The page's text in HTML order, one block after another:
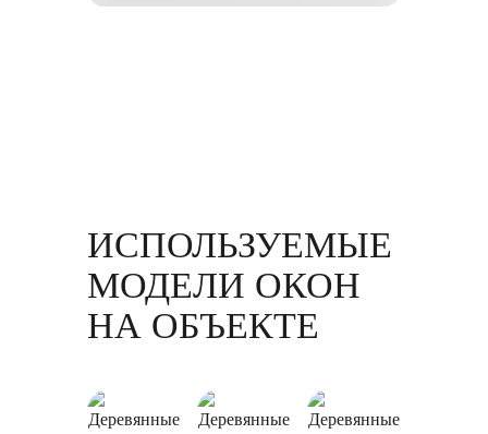
ИСПОЛЬЗУЕМЫЕ
МОДЕЛИ ОКОН
НА ОБЪЕКТЕ